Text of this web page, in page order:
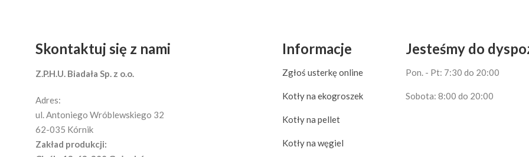
Skontaktuj się z nami
Z.P.H.U. Biadała Sp. z o.o.
Adres:
ul. Antoniego Wróblewskiego 32
62-035 Kórnik
Zakład produkcji:
Informacje
Zgłoś usterkę online
Kotły na ekogroszek
Kotły na pellet
Kotły na węgiel
Jesteśmy do
Pon. - Pt: 7:30 do 20:00
Sobota: 8:00 do 20:00